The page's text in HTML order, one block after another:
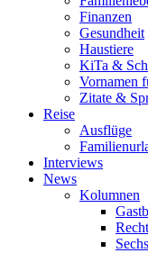
Finanzen
Gesundheit
Haustiere
KiTa &
Vornamen
Zitate &
Reise
Ausflüge
Interviews
News
Kolumnen